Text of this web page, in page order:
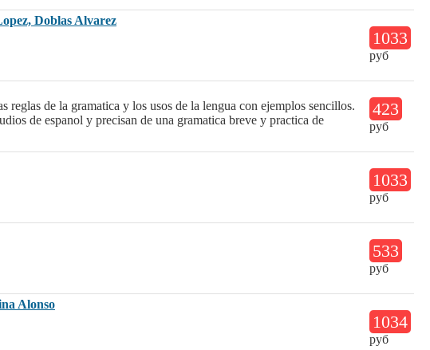
Doblas Alvarez
1033
руб
reglas de la gramatica y los usos de la lengua con ejemplos sencillos.
de espanol y precisan de una gramatica breve y practica de
423
руб
1033
руб
533
руб
Alonso
1034
руб